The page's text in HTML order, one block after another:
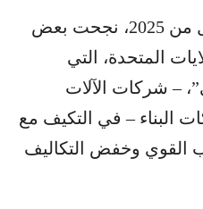
وعلى عكس النصف الأول من 2025، نجحت بعض
المتحدة، التي
– شركات الآلات
البناء – في التكيف مع
القوي وخفض التكاليف